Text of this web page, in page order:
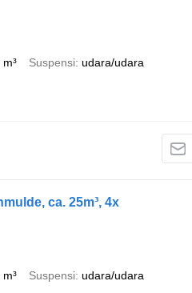
Suspensi udara/udara
ca. 25m³, 4x
Suspensi udara/udara